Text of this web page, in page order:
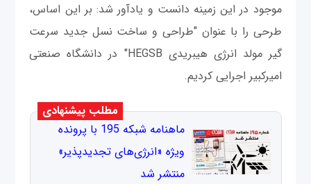
موجود در این زمینه دانست و یادآور شد: بر این اساس،
طرحی را با عنوان "طراحی و ساخت نسل جدید سرعت
گیر مولد انرژی هیبریدی HEGSB" در دانشگاه صنعتی
امیرکبیر اجرایی کردیم.
مطلب پیشنهادی
ماهنامه شبکه 195 با پرونده
ویژه «انرژی‌های تجدیدپذیر»
منتشر شد